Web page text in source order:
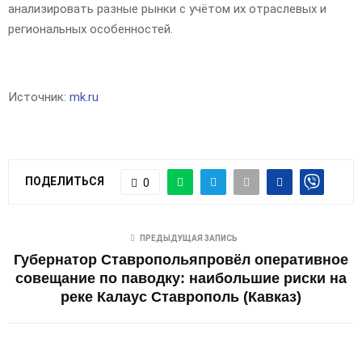
анализировать разные рынки с учётом их отраслевых и
региональных особенностей.
Источник: mk.ru
ПОДЕЛИТЬСЯ 0
ПРЕДЫДУЩАЯ ЗАПИСЬ
Губернатор Ставропольяпровёл оперативное
совещание по паводку: наибольшие риски на
реке Калаус Ставрополь (Кавказ)